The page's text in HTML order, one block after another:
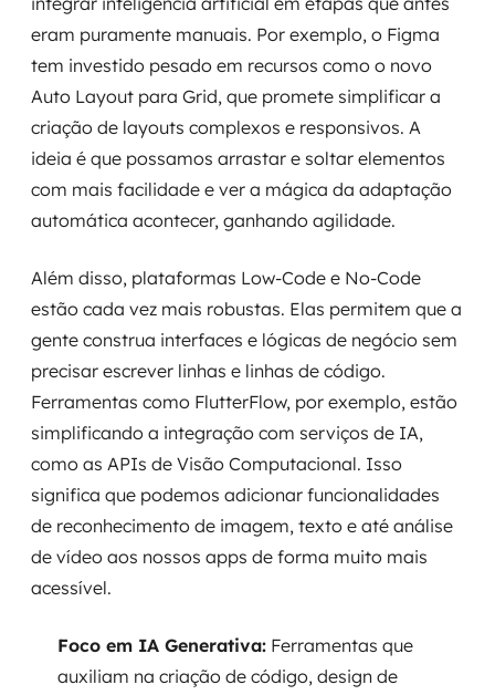
eram puramente manuais. Por exemplo, o Figma
tem investido pesado em recursos como o novo
Auto Layout para Grid, que promete simplificar a
criação de layouts complexos e responsivos. A
ideia é que possamos arrastar e soltar elementos
com mais facilidade e ver a mágica da adaptação
automática acontecer, ganhando agilidade.
Além disso, plataformas Low-Code e No-Code
estão cada vez mais robustas. Elas permitem que a
gente construa interfaces e lógicas de negócio sem
precisar escrever linhas e linhas de código.
Ferramentas como FlutterFlow, por exemplo, estão
simplificando a integração com serviços de IA,
como as APIs de Visão Computacional. Isso
significa que podemos adicionar funcionalidades
de reconhecimento de imagem, texto e até análise
de vídeo aos nossos apps de forma muito mais
acessível.
Foco em IA Generativa: Ferramentas que
auxiliam na criação de código, design de